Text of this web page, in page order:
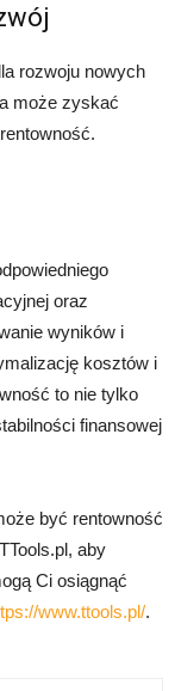
rozwoju nowych
może zyskać
oraz
wyników i
kosztów i
to nie tylko
finansowej
być rentowność
aby
Ci osiągnąć
www.ttools.pl/.